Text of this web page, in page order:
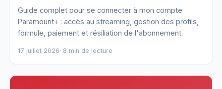
Guide complet pour se connecter à mon compte
Paramount+ : accès au streaming, gestion des profils,
formule, paiement et résiliation de l'abonnement.
17 juillet 2026· 8 min de lecture